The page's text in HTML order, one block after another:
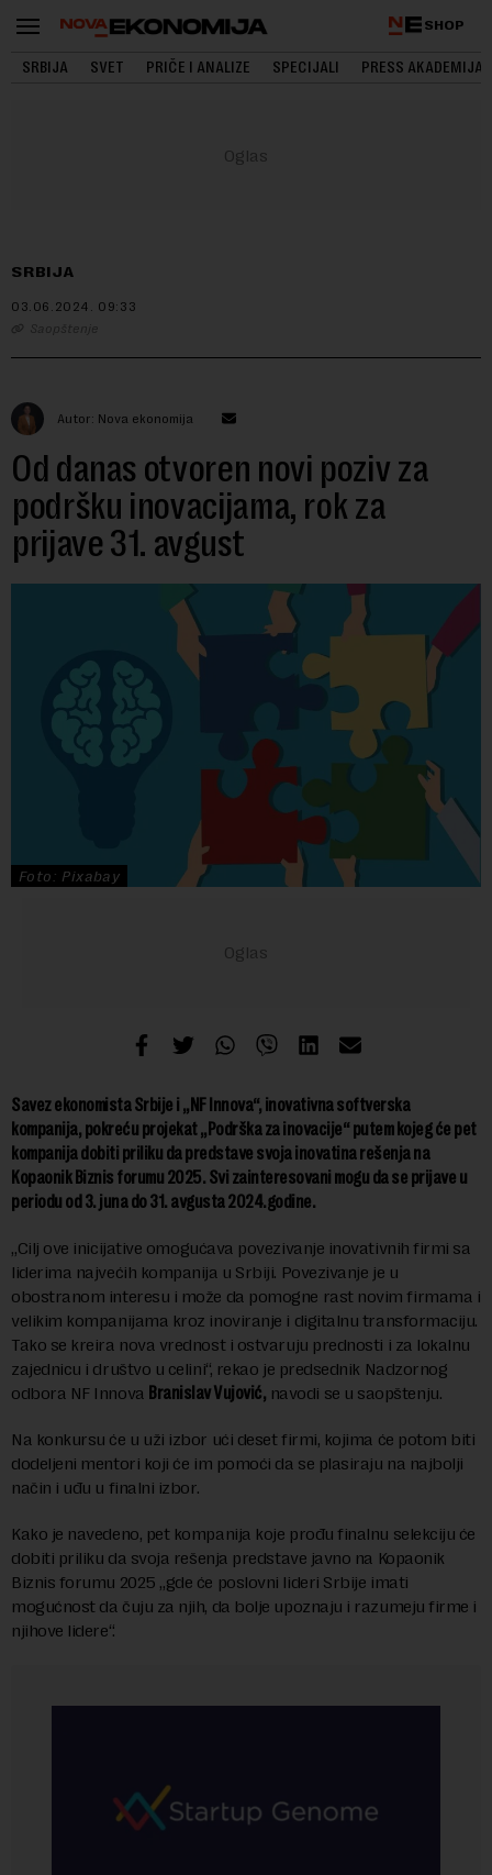
SHOP
SRBIJA SVET PRIČE I ANALIZE SPECIJALI PRESS AKADEMIJA
SRBIJA
03.06.2024. 09:33
Saopštenje
Autor: Nova ekonomija
Od danas otvoren novi poziv za
podršku inovacijama, rok za
prijave 31. avgust
Foto: Pixabay
Savez ekonomista Srbije i „NF Innova“, inovativna softverska
kompanija, pokreću projekat „Podrška za inovacije“ putem kojeg će pet
kompanija dobiti priliku da predstave svoja inovatina rešenja na
Kopaonik Biznis forumu 2025. Svi zainteresovani mogu da se prijave u
periodu od 3. juna do 31. avgusta 2024.godine.
„Cilj ove inicijative omogućava povezivanje inovativnih firmi sa
liderima najvećih kompanija u Srbiji. Povezivanje je u
obostranom interesu i može da pomogne rast novim firmama i
velikim kompanijama kroz inoviranje i digitalnu transformaciju.
Tako se kreira nova vrednost i ostvaruju prednosti i za lokalnu
zajednicu i društvo u celini“, rekao je predsednik Nadzornog
odbora NF Innova Branislav Vujović, navodi se u saopštenju.
Na konkursu će u uži izbor ući deset firmi, kojima će potom biti
dodeljeni mentori koji će im pomoći da se plasiraju na najbolji
način i uđu u finalni izbor.
Kako je navedeno, pet kompanija koje prođu finalnu selekciju će
dobiti priliku da svoja rešenja predstave javno na Kopaonik
Biznis forumu 2025 „gde će poslovni lideri Srbije imati
mogućnost da čuju za njih, da bolje upoznaju i razumeju firme i
njihove lidere“.